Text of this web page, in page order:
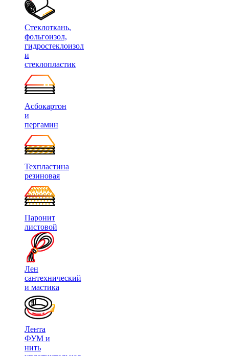
Стеклоткань,
фольгоизол,
гидростеклоизол
и
стеклопластик
Асбокартон
и
пергамин
Техпластина
резиновая
Паронит
листовой
Лен
сантехнический
и мастика
Лента
ФУМ и
нить